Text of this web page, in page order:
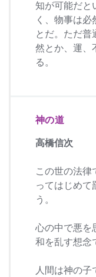
知が可能だと
く、物事は必
とだ。ただ普
然とか、運、
る。
神の道
高橋信次
この世の法
ってはじめて
う。
心の中で悪を
和を乱す想念
人間は神の子